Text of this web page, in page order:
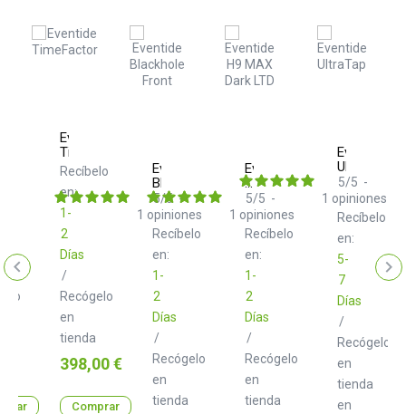
Eventide
TimeFactor
Recíbelo
en:
1-
2
Días
/
Recógelo
en
tienda
Precio
398,00 €
Comprar
Eventide
Blackhole
Recíbelo
en:
1-
2
Días
/
Recógelo
en
tienda
5/5-
1 opiniones
Eventide
H9
MAX
Dark
LTD
Recíbelo
en:
1-
2
Días
/
Recógelo
en
tienda
5/5 -
1 opiniones
Eventide
UltraTap
Recíbelo
en:
5-
7
Días
/
Recógelo
en
tienda
en
5/5 -
1 opiniones